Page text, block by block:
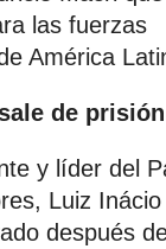
las fuerzas
América
de prisión
y líder del
Luiz
después